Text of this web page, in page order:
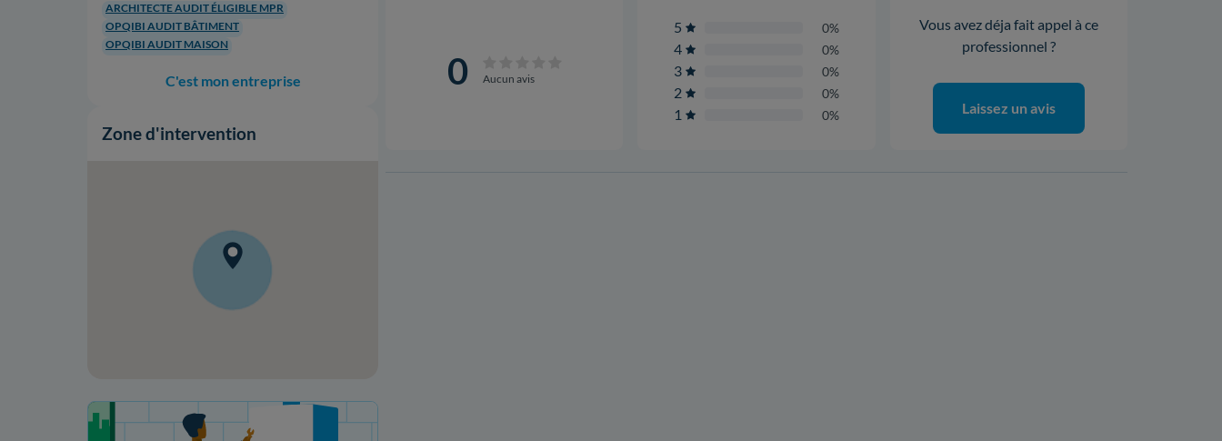
ARCHITECTE AUDIT ÉLIGIBLE MPR
OPQIBI AUDIT BÂTIMENT
OPQIBI AUDIT MAISON
C'est mon entreprise
Zone d'intervention
Votre projet de rénovation
0 Aucun avis
5 0%
4 0%
3 0%
2 0%
1 0%
Vous avez déja fait appel à ce
professionnel ?
Laissez un avis